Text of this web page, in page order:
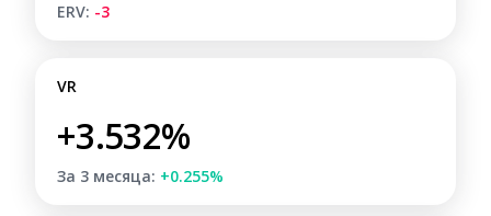
ERV: -3
VR
+3.532%
За 3 месяца: +0.255%